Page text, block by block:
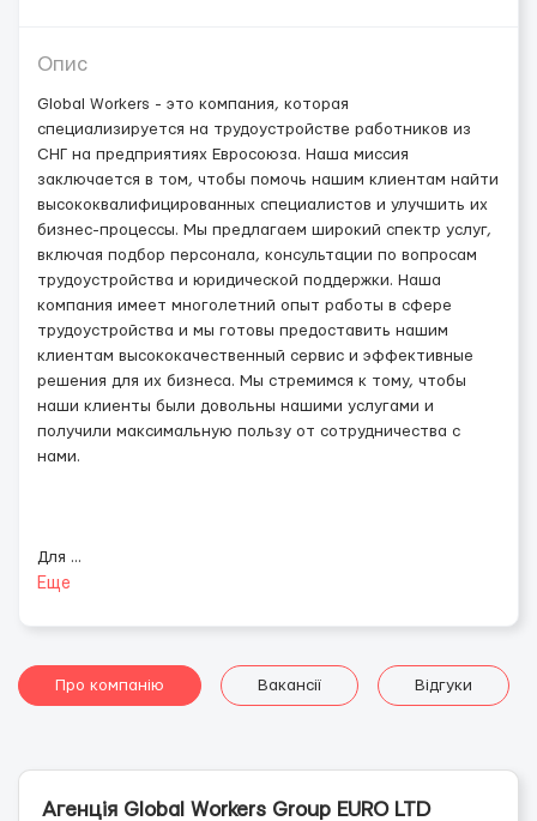
Опис
Global Workers - это компания, которая
специализируется на трудоустройстве работников из
СНГ на предприятиях Евросоюза. Наша миссия
заключается в том, чтобы помочь нашим клиентам найти
высококвалифицированных специалистов и улучшить их
бизнес-процессы. Мы предлагаем широкий спектр услуг,
включая подбор персонала, консультации по вопросам
трудоустройства и юридической поддержки. Наша
компания имеет многолетний опыт работы в сфере
трудоустройства и мы готовы предоставить нашим
клиентам высококачественный сервис и эффективные
решения для их бизнеса. Мы стремимся к тому, чтобы
наши клиенты были довольны нашими услугами и
получили максимальную пользу от сотрудничества с
нами.
Для ...
Еще
Про компанію Вакансії Відгуки
Агенція Global Workers Group EURO LTD